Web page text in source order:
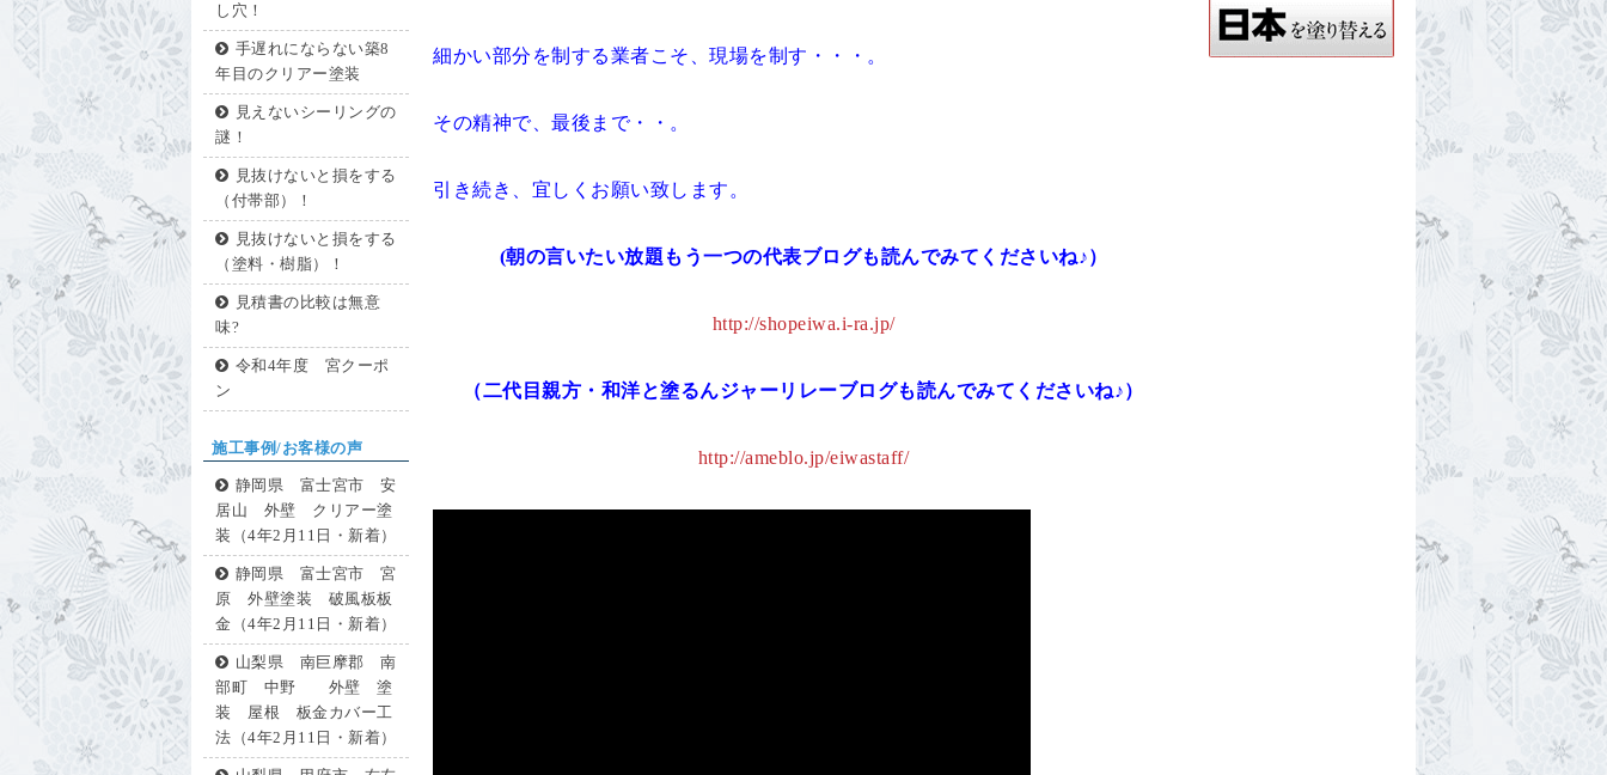
し穴！
手遅れにならない築8
年目のクリアー塗装
見えないシーリングの
謎！
見抜けないと損をする
（付帯部）！
見抜けないと損をする
（塗料・樹脂）！
見積書の比較は無意
味?
令和4年度 宮クーポ
ン
施工事例/お客様の声
静岡県 富士宮市 安
居山 外壁 クリアー塗
装（4年2月11日・新着）
静岡県 富士宮市 宮
原 外壁塗装 破風板板
金（4年2月11日・新着）
山梨県 南巨摩郡 南
部町 中野 外壁 塗
装 屋根 板金カバー工
法（4年2月11日・新着）
細かい部分を制する業者こそ、現場を制す・・・。
その精神で、最後まで・・。
引き続き、宜しくお願い致します。
(朝の言いたい放題もう一つの代表ブログも読んでみてくださいね♪）
http://shopeiwa.i-ra.jp/
（二代目親方・和洋と塗るんジャーリレーブログも読んでみてくださいね♪）
http://ameblo.jp/eiwastaff/